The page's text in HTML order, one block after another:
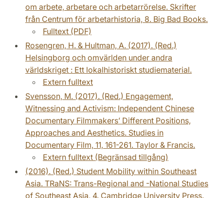
om arbete, arbetare och arbetarrörelse. Skrifter
från Centrum för arbetarhistoria, 8. Big Bad Books.
Fulltext (PDF)
Rosengren, H. & Hultman, A. (2017). (Red.)
Helsingborg och omvärlden under andra
världskriget : Ett lokalhistoriskt studiematerial.
Extern fulltext
Svensson, M. (2017). (Red.) Engagement,
Witnessing and Activism: Independent Chinese
Documentary Filmmakers’ Different Positions,
Approaches and Aesthetics. Studies in
Documentary Film, 11, 161-261. Taylor & Francis.
Extern fulltext (Begränsad tillgång)
(2016). (Red.) Student Mobility within Southeast
Asia. TRaNS: Trans-Regional and -National Studies
of Southeast Asia, 4. Cambridge University Press.